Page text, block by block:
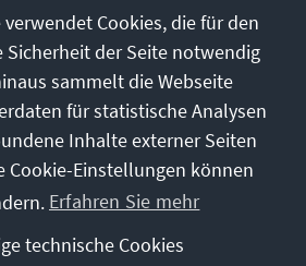
verwendet Cookies, die für den
Sicherheit der Seite notwendig
sammelt die Webseite
für statistische Analysen
Inhalte externer Seiten
Cookie-Einstellungen können
Erfahren Sie mehr
technische Cookies